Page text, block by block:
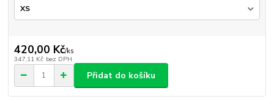
420,00 Kč/ks
347,11 Kč bez DPH
Přidat do košíku